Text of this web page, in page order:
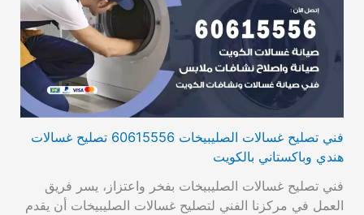
فني تصليح غسالات الصليبيخات 60615556 تصليح غسالات
هندي وباكستاني بالكويت
فني تصليح غسالات الصليبيخات بفخر واعتزاز، يسر فريق
العمل في مركزنا الفني لتصليح غسالات الصليبيخات أن يقدم